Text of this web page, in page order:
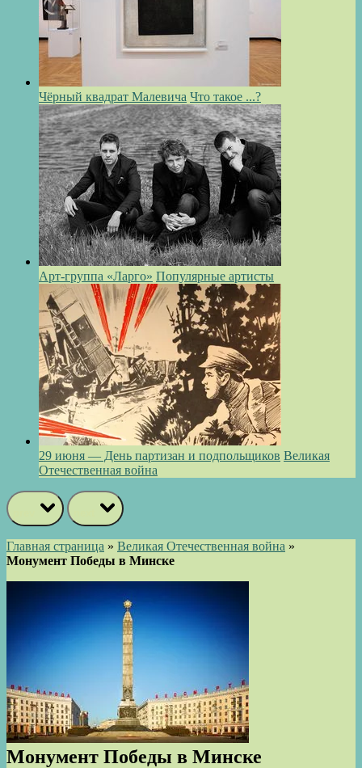
Чёрный квадрат Малевича Что такое ...?
Арт-группа «Ларго» Популярные артисты
29 июня — День партизан и подпольщиков Великая
Отечественная война
Главная страница » Великая Отечественная война »
Монумент Победы в Минске
Монумент Победы в Минске